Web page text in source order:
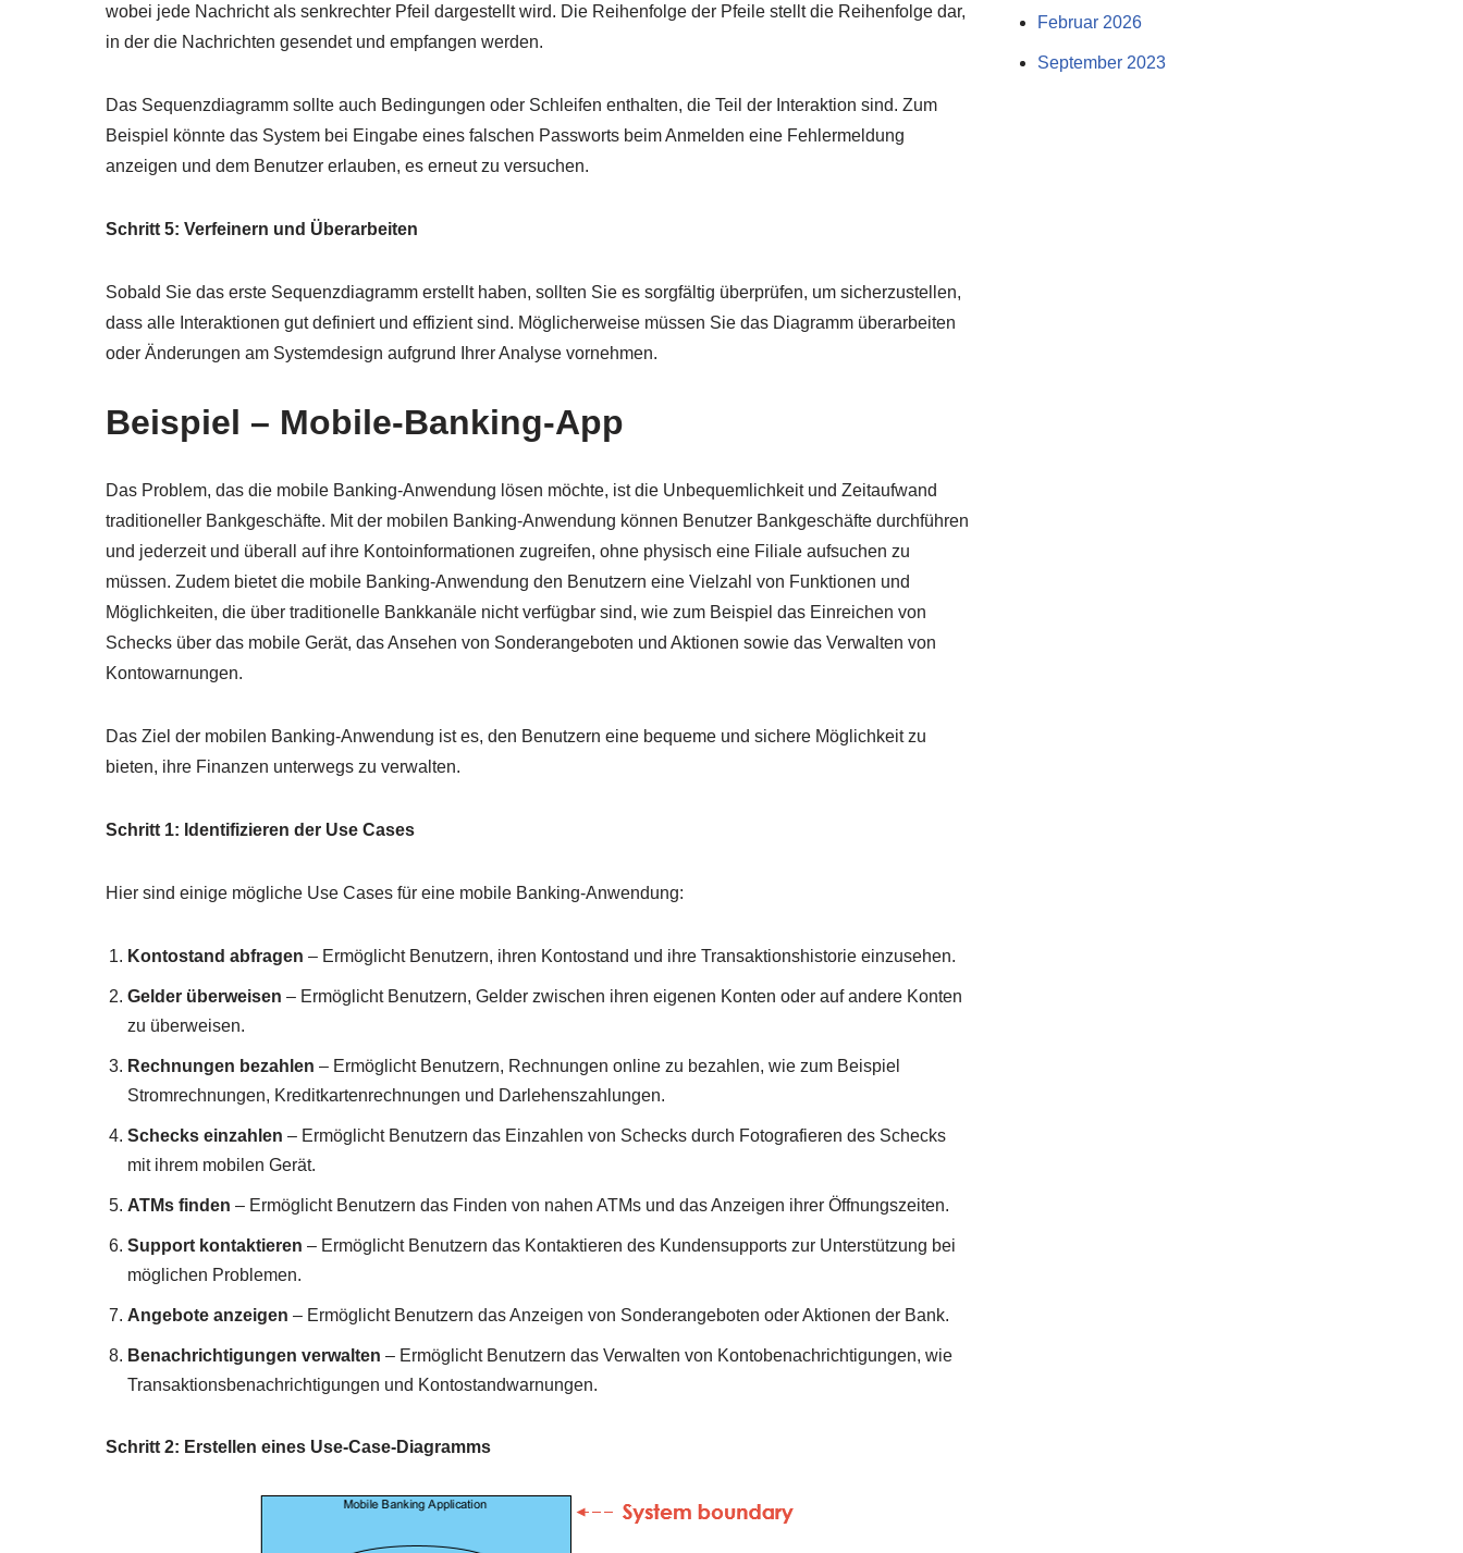
wobei jede Nachricht als senkrechter Pfeil dargestellt wird. Die Reihenfolge der Pfeile stellt die Reihenfolge dar,
in der die Nachrichten gesendet und empfangen werden.
Das Sequenzdiagramm sollte auch Bedingungen oder Schleifen enthalten, die Teil der Interaktion sind. Zum
Beispiel könnte das System bei Eingabe eines falschen Passworts beim Anmelden eine Fehlermeldung
anzeigen und dem Benutzer erlauben, es erneut zu versuchen.
Schritt 5: Verfeinern und Überarbeiten
Sobald Sie das erste Sequenzdiagramm erstellt haben, sollten Sie es sorgfältig überprüfen, um sicherzustellen,
dass alle Interaktionen gut definiert und effizient sind. Möglicherweise müssen Sie das Diagramm überarbeiten
oder Änderungen am Systemdesign aufgrund Ihrer Analyse vornehmen.
Beispiel – Mobile-Banking-App
Das Problem, das die mobile Banking-Anwendung lösen möchte, ist die Unbequemlichkeit und Zeitaufwand
traditioneller Bankgeschäfte. Mit der mobilen Banking-Anwendung können Benutzer Bankgeschäfte durchführen
und jederzeit und überall auf ihre Kontoinformationen zugreifen, ohne physisch eine Filiale aufsuchen zu
müssen. Zudem bietet die mobile Banking-Anwendung den Benutzern eine Vielzahl von Funktionen und
Möglichkeiten, die über traditionelle Bankkanäle nicht verfügbar sind, wie zum Beispiel das Einreichen von
Schecks über das mobile Gerät, das Ansehen von Sonderangeboten und Aktionen sowie das Verwalten von
Kontowarnungen.
Das Ziel der mobilen Banking-Anwendung ist es, den Benutzern eine bequeme und sichere Möglichkeit zu
bieten, ihre Finanzen unterwegs zu verwalten.
Schritt 1: Identifizieren der Use Cases
Hier sind einige mögliche Use Cases für eine mobile Banking-Anwendung:
Kontostand abfragen – Ermöglicht Benutzern, ihren Kontostand und ihre Transaktionshistorie einzusehen.
Gelder überweisen – Ermöglicht Benutzern, Gelder zwischen ihren eigenen Konten oder auf andere Konten
zu überweisen.
Rechnungen bezahlen – Ermöglicht Benutzern, Rechnungen online zu bezahlen, wie zum Beispiel
Stromrechnungen, Kreditkartenrechnungen und Darlehenszahlungen.
Schecks einzahlen – Ermöglicht Benutzern das Einzahlen von Schecks durch Fotografieren des Schecks
mit ihrem mobilen Gerät.
ATMs finden – Ermöglicht Benutzern das Finden von nahen ATMs und das Anzeigen ihrer Öffnungszeiten.
Support kontaktieren – Ermöglicht Benutzern das Kontaktieren des Kundensupports zur Unterstützung bei
möglichen Problemen.
Angebote anzeigen – Ermöglicht Benutzern das Anzeigen von Sonderangeboten oder Aktionen der Bank.
Benachrichtigungen verwalten – Ermöglicht Benutzern das Verwalten von Kontobenachrichtigungen, wie
Transaktionsbenachrichtigungen und Kontostandwarnungen.
Schritt 2: Erstellen eines Use-Case-Diagramms
Februar 2026
September 2023